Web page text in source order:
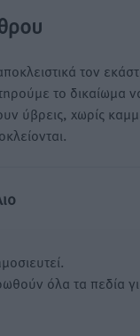
τον
το
ύβρεις, χωρίς
όλα τα πεδία